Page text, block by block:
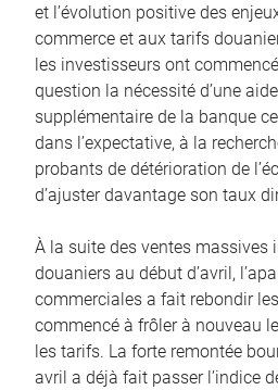
et l’évolution positive des
commerce et aux tarifs
les investisseurs ont
question la nécessité d’une
supplémentaire de la banque
dans l’expectative, à la
probants de détérioration de
d’ajuster davantage son taux
À la suite des ventes massives
douaniers au début d’avril,
commerciales a fait rebondir
commencé à frôler à nouveau
les tarifs. La forte remontée
avril a déjà fait passer l’indice